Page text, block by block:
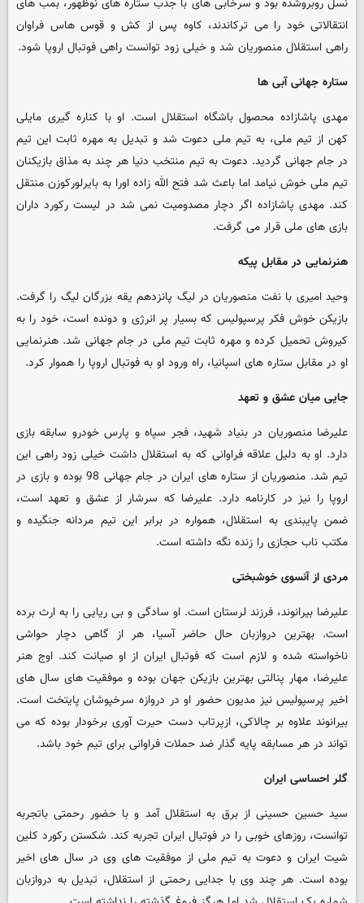
نسل روبروشده بود و سرخابی های با جذب ستاره های نوظهور، بمب های
انتقالاتی خود را می ترکاندند، کاوه پس از کش و قوس هاس فراوان
راهی استقلال منصوریان شد و خیلی زود توانست راهی فوتبال اروپا شود.
ستاره جهانی آبی ها
مهدی پاشازاده محصول باشگاه استقلال است. او با کناره گیری مایلی
کهن از تیم ملی، به تیم ملی دعوت شد و تبدیل به مهره ثابت این تیم
در جام جهانی گردید. دعوت به تیم منتخب دنیا هر چند به مذاق بازیکنان
تیم ملی خوش نیامد اما باعث شد فتح الله زاده اورا به بایرلورکوزن منتقل
کند. مهدی پاشازاده اگر دچار مصدومیت نمی شد در لیست رکورد داران
بازی های ملی قرار می گرفت.
هنرنمایی در مقابل پیکه
وحید امیری با نفت منصوریان در لیگ پانزدهم یقه بزرگان لیگ را گرفت.
بازیکن خوش فکر پرسپولیس که بسیار پر انرژی و دونده است، خود را به
کیروش تحمیل کرده و مهره ثابت تیم ملی در جام جهانی شد. هنرنمایی
او در مقابل ستاره های اسپانیا، راه ورود او به فوتبال اروپا را هموار کرد.
جایی میان عشق و تعهد
علیرضا منصوریان در بنیاد شهید، فجر سپاه و پارس خودرو سابقه بازی
دارد. او به دلیل علاقه فراوانی که به استقلال داشت خیلی زود راهی این
تیم شد. منصوریان از ستاره های ایران در جام جهانی 98 بوده و بازی در
اروپا را نیز در کارنامه دارد. علیرضا که سرشار از عشق و تعهد است،
ضمن پایبندی به استقلال، همواره در برابر این تیم مردانه جنگیده و
مکتب ناب حجازی را زنده نگه داشته است.
مردی از آنسوی خوشبختی
علیرضا بیرانوند، فرزند لرستان است. او سادگی و بی ریایی را به ارث برده
است. بهترین دروازبان حال حاضر آسیا، هر از گاهی دچار حواشی
ناخواسته شده و لازم است که فوتبال ایران از او صیانت کند. اوج هنر
علیرضا، مهار پنالتی بهترین بازیکن جهان بوده و موفقیت های سال های
اخیر پرسپولیس نیز مدیون حضور او در دروازه سرخپوشان پایتخت است.
بیرانوند علاوه بر چالاکی، ازپرتاب دست حیرت آوری برخودار بوده که می
تواند در هر مسابقه پایه گذار ضد حملات فراوانی برای تیم خود باشد.
گلر احساسی ایران
سید حسین حسینی از برق به استقلال آمد و با حضور رحمتی باتجربه
توانست، روزهای خوبی را در فوتبال ایران تجربه کند. شکستن رکورد کلین
شیت ایران و دعوت به تیم ملی از موفقیت های وی در سال های اخیر
بوده است. هر چند وی با جدایی رحمتی از استقلال، تبدیل به دروازبان